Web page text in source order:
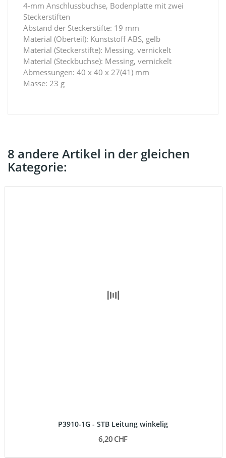
4-mm Anschlussbuchse, Bodenplatte mit zwei
Steckerstiften
Abstand der Steckerstifte: 19 mm
Material (Oberteil): Kunststoff ABS, gelb
Material (Steckerstifte): Messing, vernickelt
Material (Steckbuchse): Messing, vernickelt
Abmessungen: 40 x 40 x 27(41) mm
Masse: 23 g
8 andere Artikel in der gleichen
Kategorie:
P3910-1G - STB Leitung winkelig
6,20 CHF